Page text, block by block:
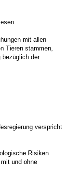
mit allen
Tieren stammen,
bezüglich der
verspricht
Risiken
und ohne